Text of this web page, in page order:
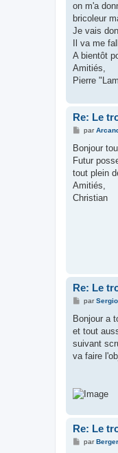
a
g
on m'a
bricoleur
Je vais
Il va me
A bientôt
Amitiés,
Pierre
Re: Le
M
s
a
g
par
Bonjour
Futur
tout plein
Amitiés,
Christian
Re: Le
M
s
a
g
par
Bonjour a
et tout
suivant
va faire
Re: Le
Mpar